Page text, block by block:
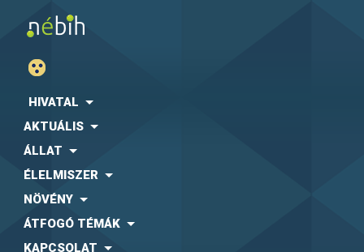
HIVATAL
AKTUÁLIS
ÁLLAT
ÉLELMISZER
NÖVÉNY
ÁTFOGÓ TÉMÁK
KAPCSOLAT